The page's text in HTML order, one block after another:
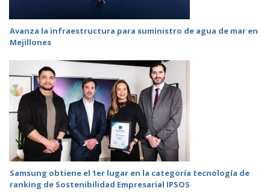
Avanza la infraestructura para suministro de agua de mar en
Mejillones
Samsung obtiene el 1er lugar en la categoría tecnología de
ranking de Sostenibilidad Empresarial IPSOS